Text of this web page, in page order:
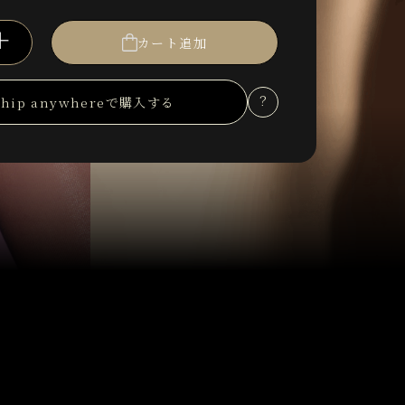
カート追加
anywhereで購入する ？